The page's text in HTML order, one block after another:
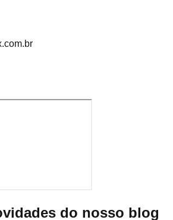
do nosso blog